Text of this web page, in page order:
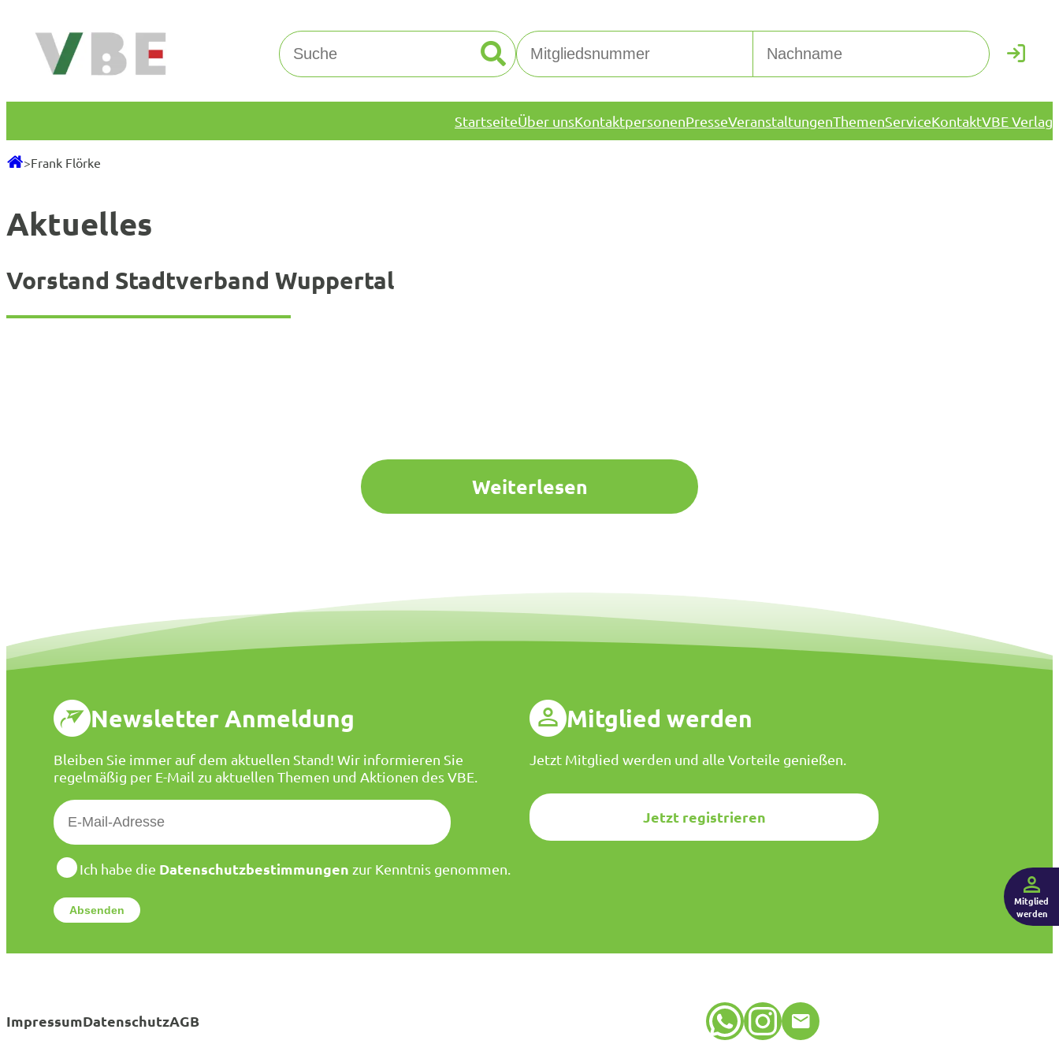
Inhalt
springen
Suchen
StartseiteÜber unsKontaktpersonenPresseVeranstaltungenThemenServiceKontaktVBE Verlag
>Frank Flörke
Aktuelles
Vorstand Stadtverband Wuppertal
Weiterlesen
Newsletter Anmeldung
Bleiben Sie immer auf dem aktuellen Stand! Wir informieren Sie
regelmäßig per E-Mail zu aktuellen Themen und Aktionen des VBE.
E
-
M
a
l
*
D
t
e
z
Ich habe die Datenschutzbestimmungen zur Kenntnis genommen.
Mitglied werden
Jetzt Mitglied werden und alle Vorteile genießen.
Jetzt registrieren
ImpressumDatenschutzAGB WhatsApp Instagram E-Mail
Mitglied
werden